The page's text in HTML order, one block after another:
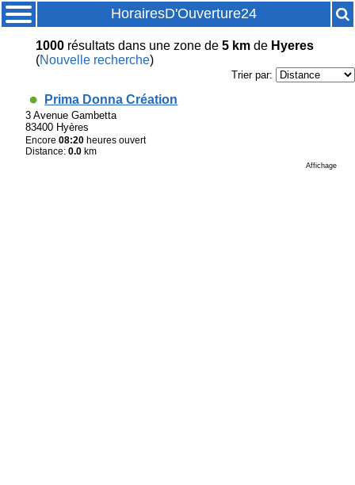
HorairesD'Ouverture24
1000résultatsdans une zone de 5 kmde Hyeres
(Nouvelle recherche)
Trier par:
Prima Donna Création
3 Avenue Gambetta
83400 Hyères
Encore08:20 heures ouvert
Distance:0.0 km
Affichage